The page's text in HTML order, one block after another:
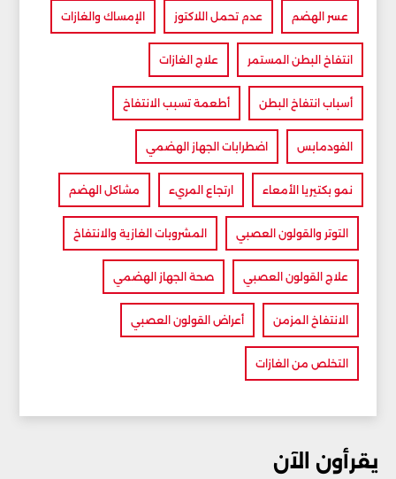
عسر الهضم عدم تحمل اللاكتوز الإمساك والغازات
انتفاخ البطن المستمر علاج الغازات
أسباب انتفاخ البطن أطعمة تسبب الانتفاخ
الفودمابس اضطرابات الجهاز الهضمي
نمو بكتيريا الأمعاء ارتجاع المريء مشاكل الهضم
التوتر والقولون العصبي المشروبات الغازية والانتفاخ
علاج القولون العصبي صحة الجهاز الهضمي
الانتفاخ المزمن أعراض القولون العصبي
التخلص من الغازات
يقرأون الآن